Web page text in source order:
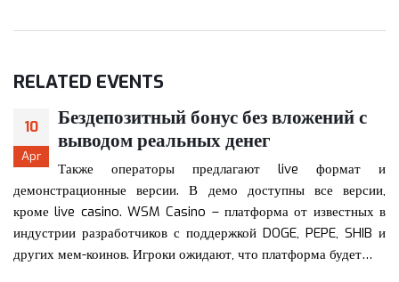
RELATED EVENTS
10
Apr
Бездепозитный бонус без вложений с
выводом реальных денег
Также операторы предлагают live формат и
демонстрационные версии. В демо доступны все версии,
кроме live casino. WSM Casino – платформа от известных в
индустрии разработчиков с поддержкой DOGE, PEPE, SHIB и
других мем-коинов. Игроки ожидают, что платформа будет…